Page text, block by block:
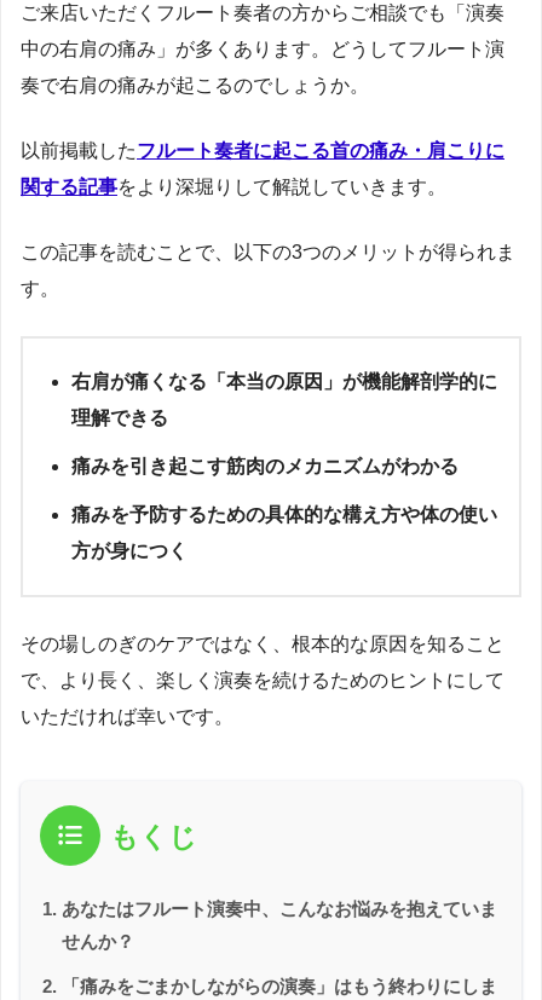
ご来店いただくフルート奏者の方からご相談でも「演奏
中の右肩の痛み」が多くあります。どうしてフルート演
奏で右肩の痛みが起こるのでしょうか。
以前掲載したフルート奏者に起こる首の痛み・肩こりに
関する記事をより深堀りして解説していきます。
この記事を読むことで、以下の3つのメリットが得られま
す。
右肩が痛くなる「本当の原因」が機能解剖学的に
理解できる
痛みを引き起こす筋肉のメカニズムがわかる
痛みを予防するための具体的な構え方や体の使い
方が身につく
その場しのぎのケアではなく、根本的な原因を知ること
で、より長く、楽しく演奏を続けるためのヒントにして
いただければ幸いです。
もくじ
あなたはフルート演奏中、こんなお悩みを抱えていま
せんか？
「痛みをごまかしながらの演奏」はもう終わりにしま